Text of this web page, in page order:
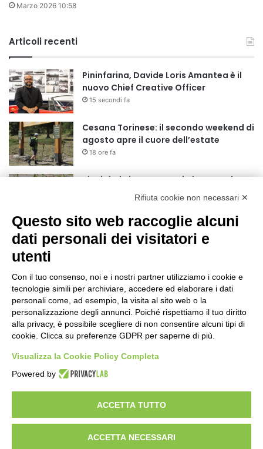
Marzo 2026 10:58
Articoli recenti
Pininfarina, Davide Loris Amantea è il
nuovo Chief Creative Officer
15 secondi fa
Cesana Torinese: il secondo weekend di
agosto apre il cuore dell’estate
18 ore fa
Siccità: Il Piemonte avvia le procedure
per la richiesta dello stato di calamità
19 ore fa
Reale Mutua, ecco il programma del
Nidi comunali: dalla Regione 1,5 milioni
di euro per ampliare gli orari dei servizi
a parità di tariffa
1 giorno fa
collegamenti verso la collina
1 giorno fa
Visibileweb - IT03270560802 - info@cronacamilano.it
Privacy Policy
Rifiuta cookie non necessari ✕
Questo sito web raccoglie alcuni
dati personali dei visitatori e
utenti
Con il tuo consenso, noi e i nostri partner utilizziamo i cookie e
tecnologie simili per archiviare, accedere ed elaborare i dati
personali come, ad esempio, la visita al sito web o la
personalizzazione degli annunci. Poiché rispettiamo il tuo diritto
alla privacy, è possibile scegliere di non consentire alcuni tipi di
cookie. Clicca su preferenze GDPR per saperne di più.
Visualizza la Cookie Policy Completa
Powered by
ACCETTA TUTTO
ACCETTA NECESSARI